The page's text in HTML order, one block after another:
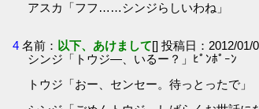
アスカ「フフ……シンジらしいわね」
4 名前： 以下、あけまして[] 投稿日：2012/01/
シンジ「トウジ―、いるー？」ﾋﾟﾝﾎﾟｰﾝ
トウジ「おー、センセー。待っとったで」